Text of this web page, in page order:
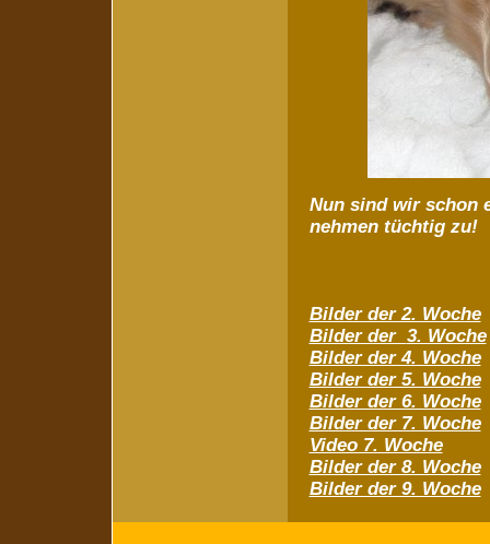
Nun sind wir schon
nehmen tüchtig zu!
Bilder der 2. Woche
Bilder der 3. Woche
Bilder der 4. Woche
Bilder der 5. Woche
Bilder der 6. Woche
Bilder der 7. Woche
Video 7. Woche
Bilder der 8. Woche
Bilder der 9. Woche